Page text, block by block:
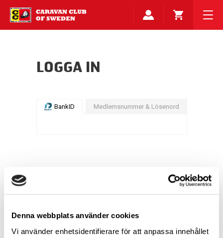
Denna webbplats använder cookies
Vi använder enhetsidentifierare för att anpassa innehållet
LOGGA IN
BankID Medlemsnummer & Lösenord